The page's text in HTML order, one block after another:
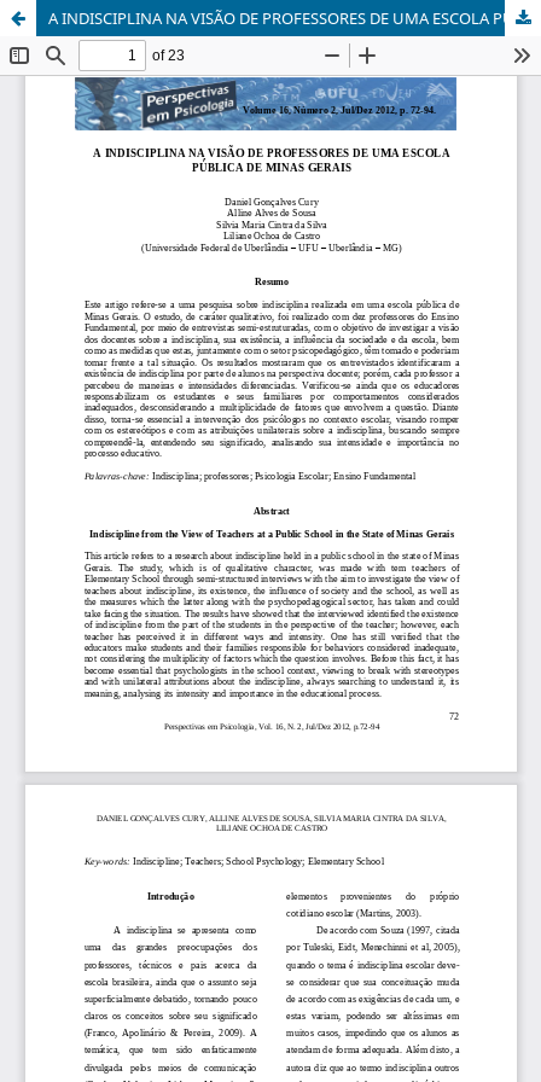
A INDISCIPLINA NA VISÃO DE PROFESSORES DE UMA ESCOLA PÚBLICA DE MINAS GERAIS